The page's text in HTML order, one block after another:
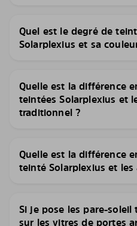
Quel est le degré de
Solarplexius et sa
Quelle est la différence
teintées Solarplexius et
traditionnel ?
Quelle est la différence
teinté Solarplexius et
Si je pose les pare-soleil
sur les vitres de portes